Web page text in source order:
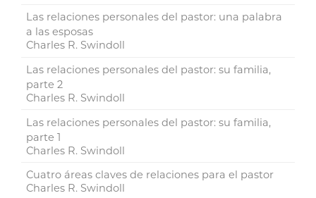
Las relaciones personales del pastor: una palabra
a las esposas
Charles R. Swindoll
Las relaciones personales del pastor: su familia,
parte 2
Charles R. Swindoll
Las relaciones personales del pastor: su familia,
parte 1
Charles R. Swindoll
Cuatro áreas claves de relaciones para el pastor
Charles R. Swindoll